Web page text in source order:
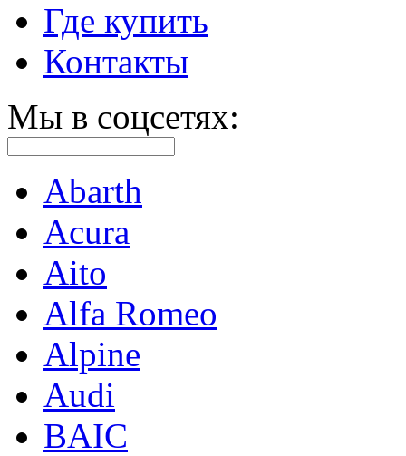
Где купить
Контакты
Мы в соцсетях:
Abarth
Acura
Aito
Alfa Romeo
Alpine
Audi
BAIC